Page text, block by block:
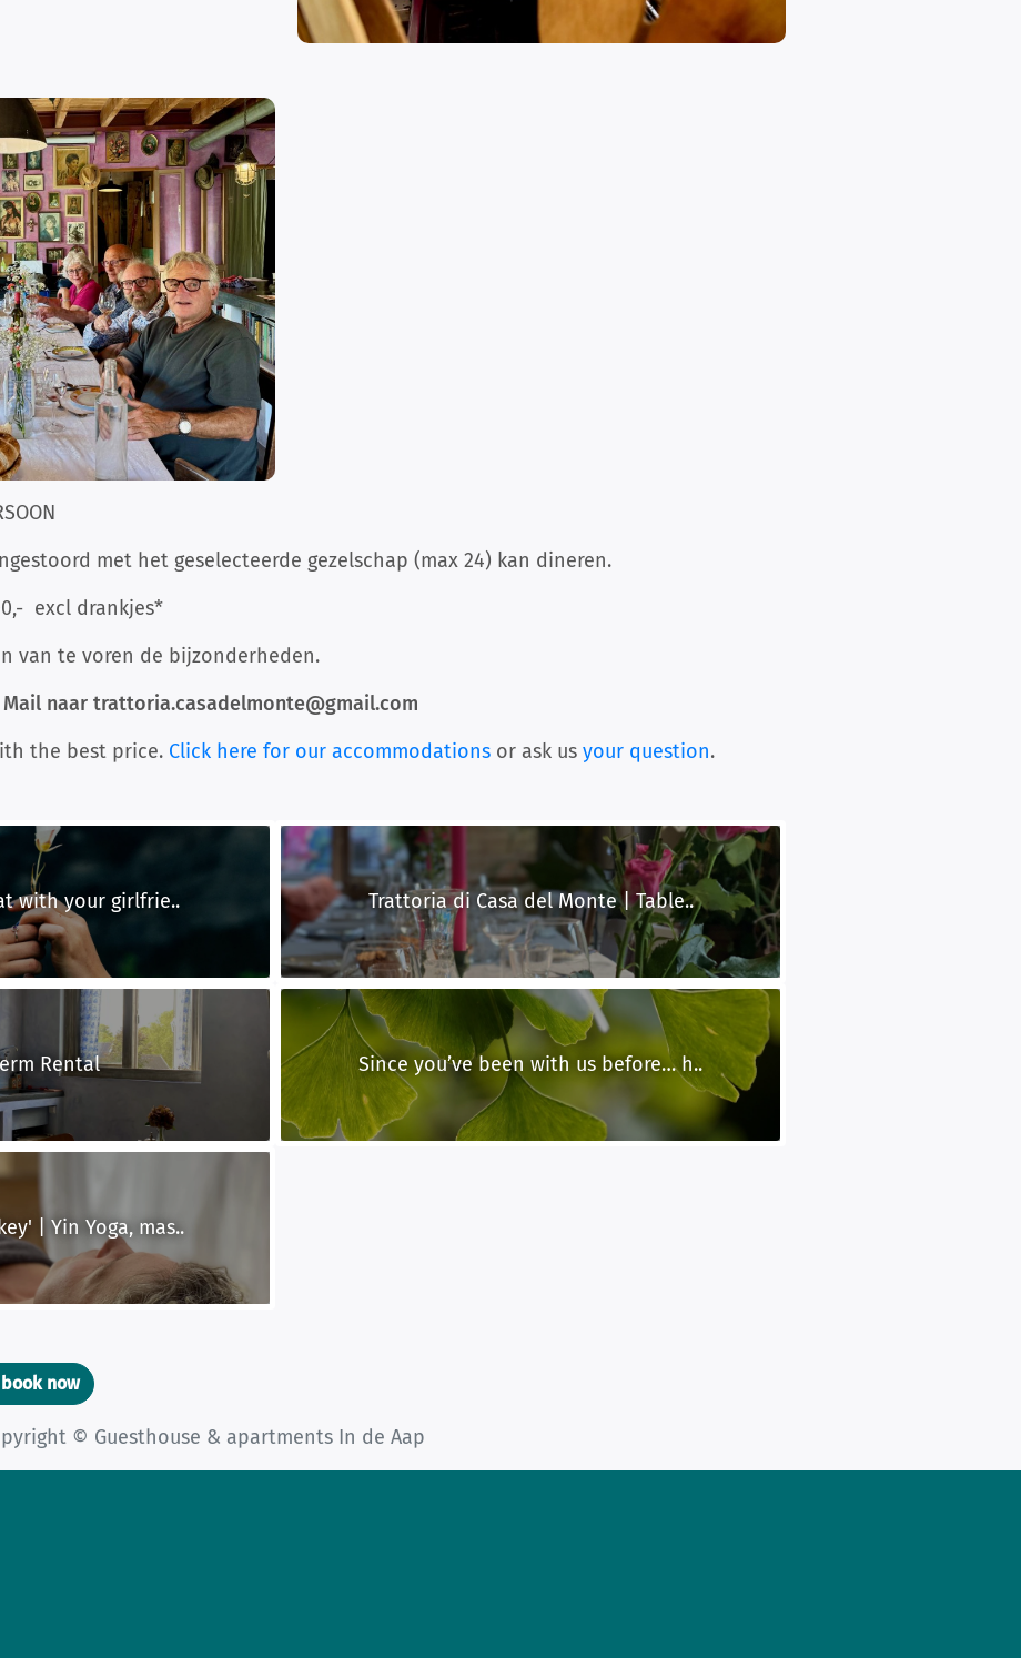
met het geselecteerde gezelschap (max 24) kan dineren.
excl drankjes*
van te voren de bijzonderheden.
naar trattoria.casadelmonte@gmail.com
the best price. Click here for our accommodations or ask us your question.
| Yin Yoga, mas..
Trattoria di Casa del Monte | Table..
Rental
with your girlfrie..
Since you’ve been with us before… h..
now
© Guesthouse & apartments In de Aap